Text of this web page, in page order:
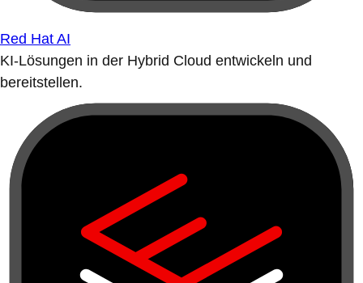
Red Hat AI
KI-Lösungen in der Hybrid Cloud entwickeln und
bereitstellen.